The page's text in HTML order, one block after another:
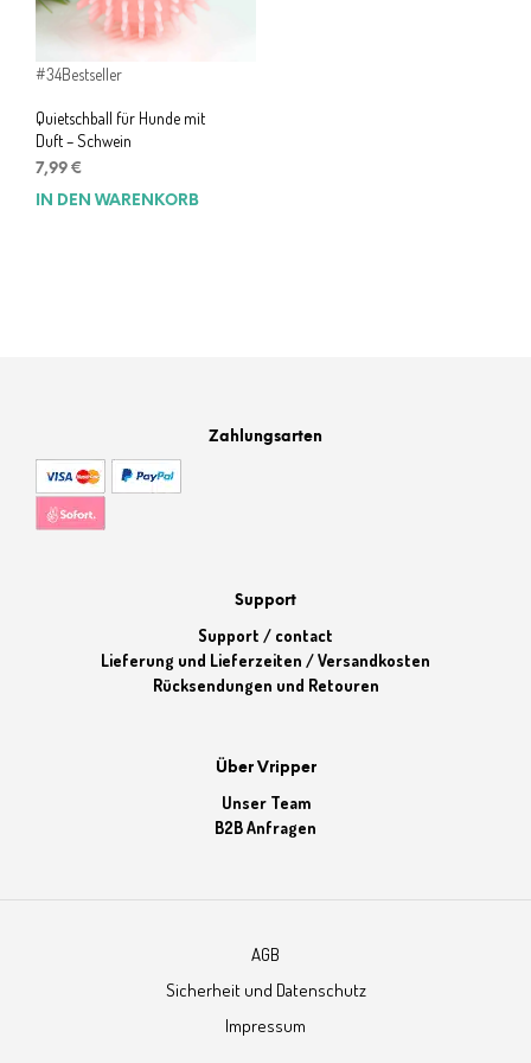
#34Bestseller
Quietschball für Hunde mit
Duft – Schwein
7,99 €
IN DEN WARENKORB
Zahlungsarten
Support
Support / contact
Lieferung und Lieferzeiten / Versandkosten
Rücksendungen und Retouren
Über Vripper
Unser Team
B2B Anfragen
AGB
Sicherheit und Datenschutz
Impressum